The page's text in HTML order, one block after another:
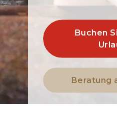
Buchen
Beratung